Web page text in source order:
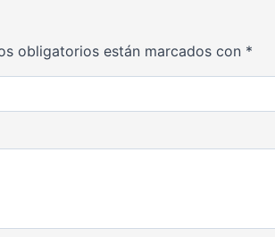
obligatorios están marcados con *